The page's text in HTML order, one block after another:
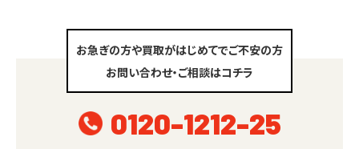
お急ぎの方や買取がはじめてでご不安の方
お問い合わせ・ご相談はコチラ
0120-1212-25